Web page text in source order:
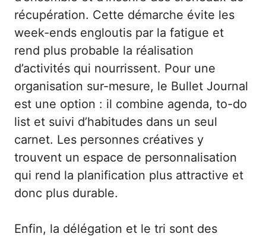
récupération. Cette démarche évite les
week-ends engloutis par la fatigue et
rend plus probable la réalisation
d’activités qui nourrissent. Pour une
organisation sur-mesure, le Bullet Journal
est une option : il combine agenda, to-do
list et suivi d’habitudes dans un seul
carnet. Les personnes créatives y
trouvent un espace de personnalisation
qui rend la planification plus attractive et
donc plus durable.
Enfin, la délégation et le tri sont des